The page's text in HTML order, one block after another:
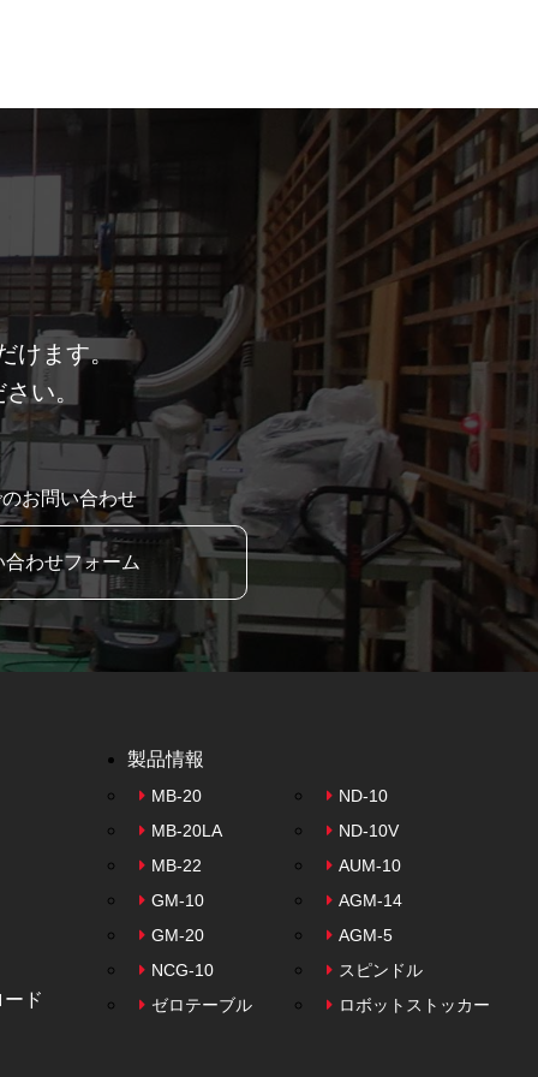
けます。
い。
お問い合わせ
合わせフォーム
ド
製品情報
MB-20
ND-10
MB-20LA
ND-10V
MB-22
AUM-10
GM-10
AGM-14
GM-20
AGM-5
NCG-10
スピンドル
ゼロテーブル
ロボットストッカー